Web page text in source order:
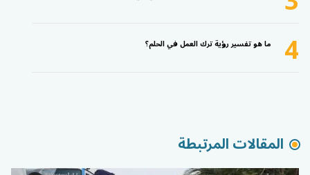
4 ما هو تفسير رؤية ترك العمل في الحلم؟
المقالات المرتبطة